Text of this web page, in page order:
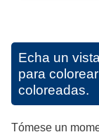
Echa un
para
coloreadas.
Tómese un